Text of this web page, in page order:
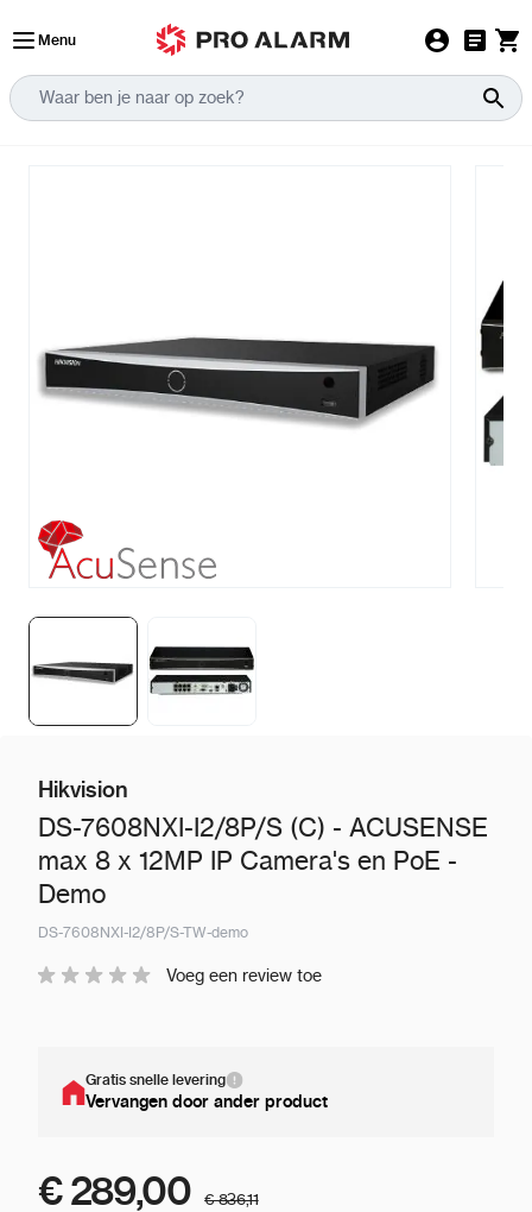
Menu
Hikvision
DS-7608NXI-I2/8P/S (C) - ACUSENSE
max 8 x 12MP IP Camera's en PoE -
Demo
DS-7608NXI-I2/8P/S-TW-demo
Voeg een review toe
Gratis snelle levering
Vervangen door ander product
€ 289,00 € 836,11